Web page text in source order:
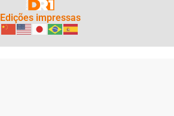
Edições impressas